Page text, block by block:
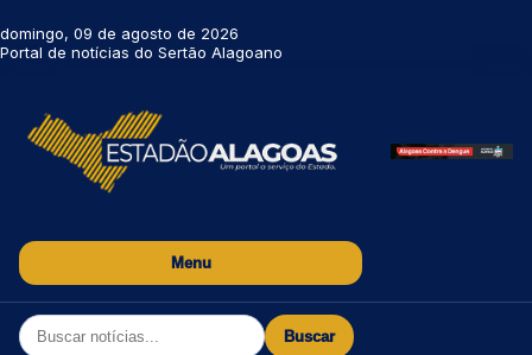
domingo, 09 de agosto de 2026
Portal de notícias do Sertão Alagoano
Menu
Buscar